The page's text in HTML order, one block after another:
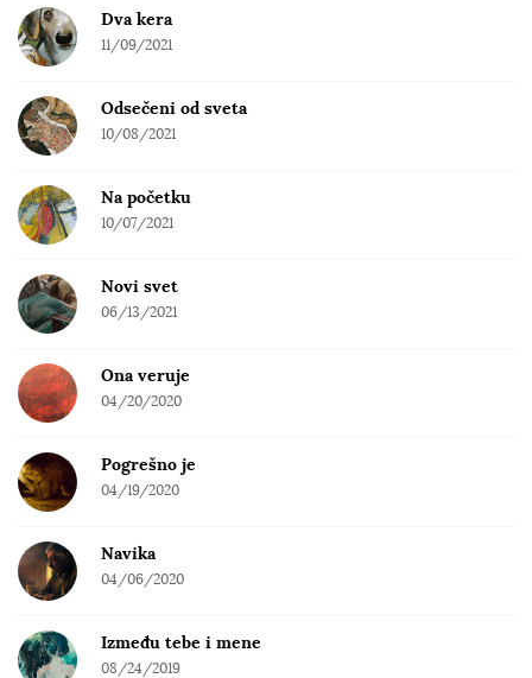
Dva kera
11/09/2021
Odsečeni od sveta
10/08/2021
Na početku
10/07/2021
Novi svet
06/13/2021
Ona veruje
04/20/2020
Pogrešno je
04/19/2020
Navika
04/06/2020
Između tebe i mene
08/24/2019